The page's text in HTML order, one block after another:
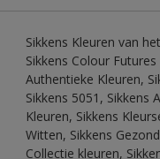
Sikkens Kleuren van
Sikkens Colour Futures
Authentieke Kleuren,
Sikkens 5051, Sikkens
Kleuren, Sikkens
Witten, Sikkens
Collectie kleuren,